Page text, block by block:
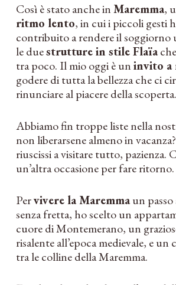
Così è stato anche inMaremma,
ritmo lento, in cui i piccoli gesti
contribuito a rendere il soggiorno
le duestrutture in stile Flaïa
tra poco. Il mio oggi è uninvito a
godere di tutta la bellezza che ci
rinunciare al piacere della scoperta.
Abbiamo fin troppe liste nella
non liberarsene almeno in
riuscissi a visitare tutto, pazienza.
un’altra occasione per fare ritorno.
Pervivere la Maremmaun passo
senza fretta, ho scelto un
cuore di Montemerano, un
risalente all’epoca medievale, e un
tra le colline della Maremma.